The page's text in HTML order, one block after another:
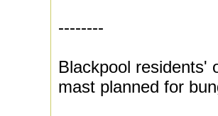
--------
Blackpool residents'
mast planned for